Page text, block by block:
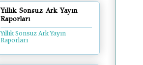
Yıllık Sonsuz Ark Yayın
Raporları
Yıllık Sonsuz Ark Yayın
Raporları